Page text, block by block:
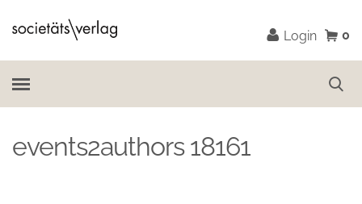
Login 0
events2authors 18161